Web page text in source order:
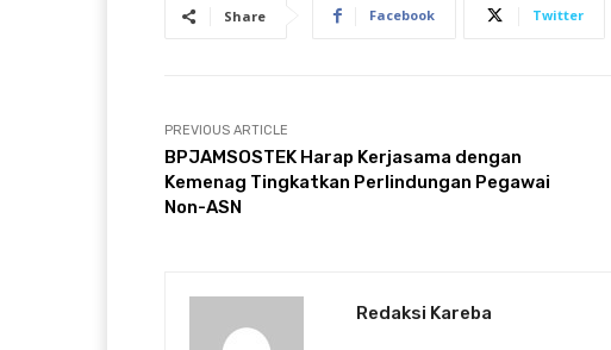
Share Facebook Twitter
PREVIOUS ARTICLE
BPJAMSOSTEK Harap Kerjasama dengan
Kemenag Tingkatkan Perlindungan Pegawai
Non-ASN
Redaksi Kareba